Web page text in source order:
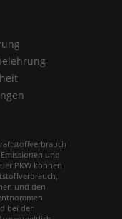
und
PKW können
und den
bei der